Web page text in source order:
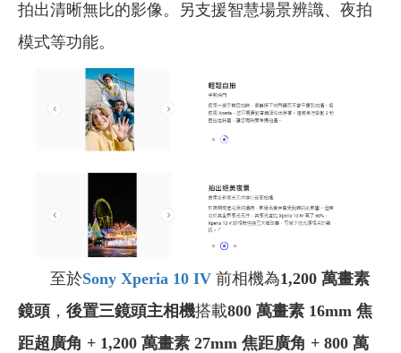
拍出清晰無比的影像。另支援智慧場景辨識、夜拍
模式等功能。
至於Sony Xperia 10 IV 前相機為1,200 萬畫素
鏡頭， 後置三鏡頭主相機搭載800 萬畫素 16mm 焦
距超廣角 + 1,200 萬畫素 27mm 焦距廣角 + 800 萬